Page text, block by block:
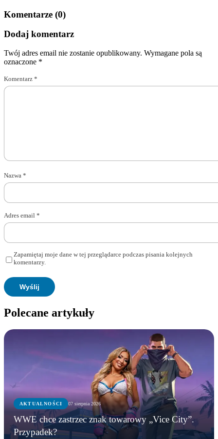
Komentarze (0)
Dodaj komentarz
Twój adres email nie zostanie opublikowany. Wymagane pola są
oznaczone *
Komentarz *
Nazwa *
Adres email *
Zapamiętaj moje dane w tej przeglądarce podczas pisania kolejnych
komentarzy.
Polecane artykuły
AKTUALNOŚCI 07 sierpnia 2026
WWE chce zastrzec znak towarowy „Vice City”.
Przypadek?